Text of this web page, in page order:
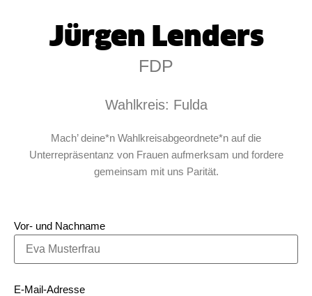
Jürgen Lenders
FDP
Wahlkreis: Fulda
Mach’ deine*n Wahlkreisabgeordnete*n auf die
Unterrepräsentanz von Frauen aufmerksam und fordere
gemeinsam mit uns Parität.
Vor- und Nachname
E-Mail-Adresse